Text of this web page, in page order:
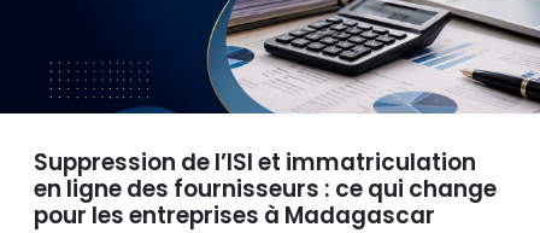
Suppression de l’ISI et immatriculation
en ligne des fournisseurs : ce qui change
pour les entreprises à Madagascar